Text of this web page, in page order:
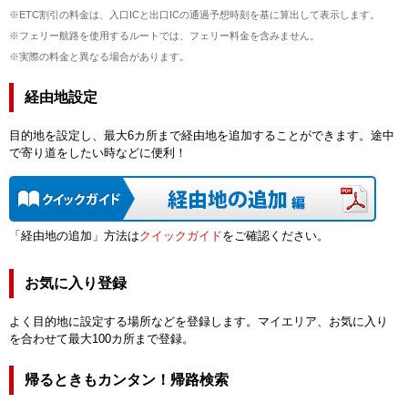
※ETC割引の料金は、入口ICと出口ICの通過予想時刻を基に算出して表示します。
※フェリー航路を使用するルートでは、フェリー料金を含みません。
※実際の料金と異なる場合があります。
経由地設定
目的地を設定し、最大6カ所まで経由地を追加することができます。途中
で寄り道をしたい時などに便利！
「経由地の追加」方法はクイックガイドをご確認ください。
お気に入り登録
よく目的地に設定する場所などを登録します。マイエリア、お気に入り
を合わせて最大100カ所まで登録。
帰るときもカンタン！帰路検索